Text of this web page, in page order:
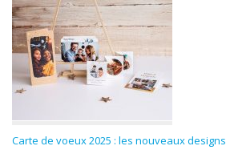
Carte de voeux 2025 : les nouveaux designs